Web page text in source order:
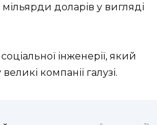
доларів у вигляді
інженерії, який
компанії галузі.